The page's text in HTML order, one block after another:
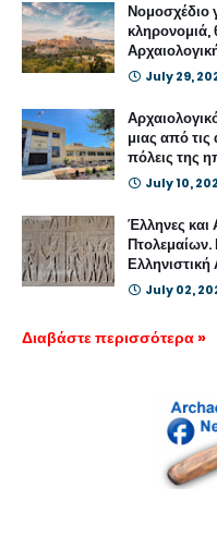
Νομοσχέδιο
κληρονομιά,
July 29,
μιας από τις
πόλεις της
July 10,
Έλληνες και
Πτολεμαίων.
July 02,
Διαβάστε περισσότερα »